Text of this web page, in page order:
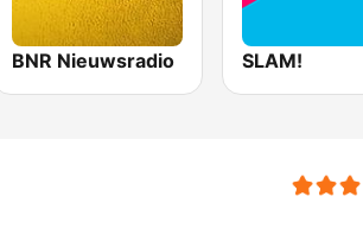
BNR Nieuwsradio SLAM!